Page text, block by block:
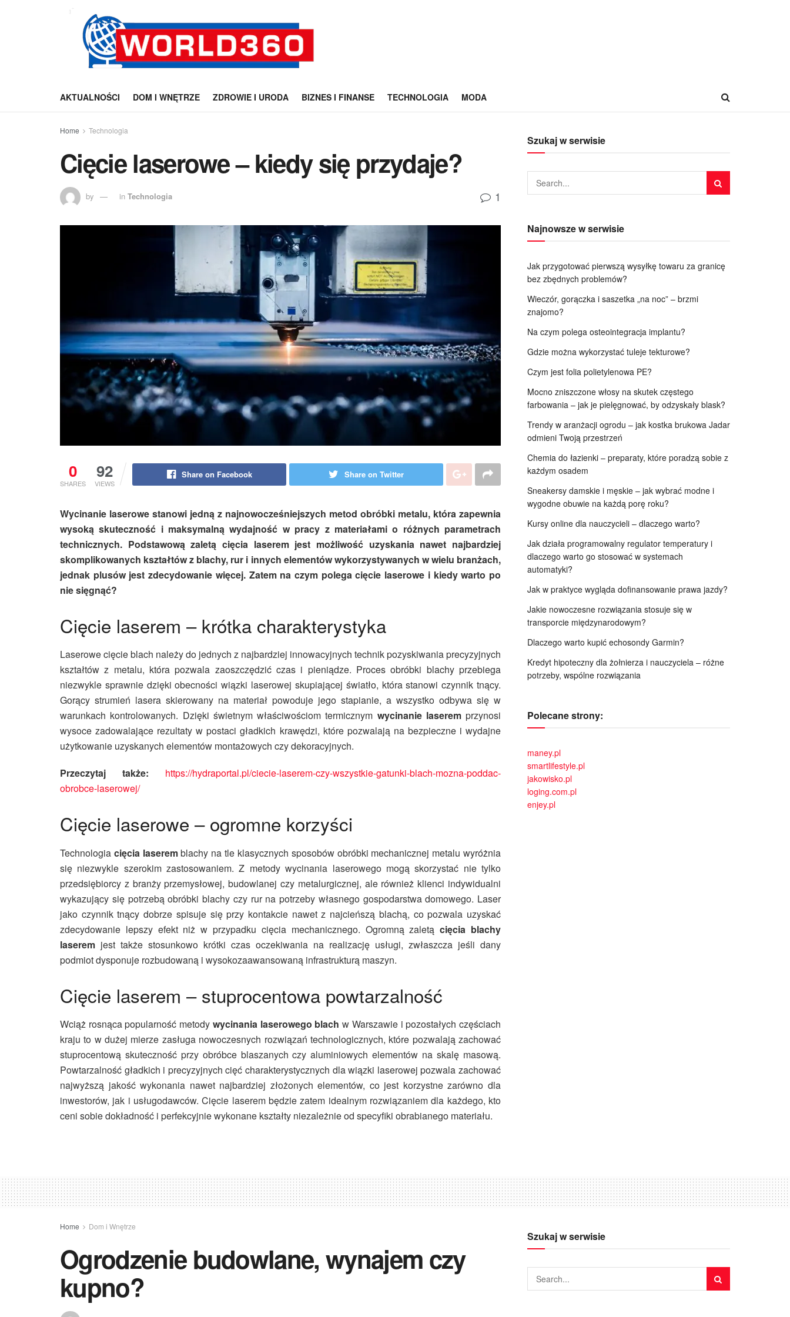
AKTUALNOŚCI DOM I WNĘTRZE ZDROWIE I URODA BIZNES I FINANSE TECHNOLOGIA MODA
Home Technologia
Cięcie laserowe – kiedy się przydaje?
by in Technologia 1
0
SHARES
92
VIEWS
Share on Facebook Share on Twitter
Wycinanie laserowe stanowi jedną z najnowocześniejszych metod obróbki metalu, która zapewnia
wysoką skuteczność i maksymalną wydajność w pracy z materiałami o różnych parametrach
technicznych. Podstawową zaletą cięcia laserem jest możliwość uzyskania nawet najbardziej
skomplikowanych kształtów z blachy, rur i innych elementów wykorzystywanych w wielu branżach,
jednak plusów jest zdecydowanie więcej. Zatem na czym polega cięcie laserowe i kiedy warto po
nie sięgnąć?
Cięcie laserem – krótka charakterystyka
Laserowe cięcieblach należy do jednych z najbardziej innowacyjnych technik pozyskiwania precyzyjnych
kształtów z metalu, która pozwala zaoszczędzić czas i pieniądze. Proces obróbki blachy przebiega
niezwykle sprawnie dzięki obecności wiązki laserowej skupiającej światło, która stanowi czynnik tnący.
Gorący strumień lasera skierowany na materiał powoduje jego stapianie, a wszystko odbywa się w
warunkach kontrolowanych. Dzięki świetnym właściwościom termicznym wycinanie laseremprzynosi
wysoce zadowalające rezultaty w postaci gładkich krawędzi, które pozwalają na bezpieczne i wydajne
użytkowanie uzyskanych elementów montażowych czy dekoracyjnych.
Przeczytaj także:
https://hydraportal.pl/ciecie-laserem-czy-wszystkie-gatunki-blach-mozna-poddac-
obrobce-laserowej/
Cięcie laserowe – ogromne korzyści
Technologia cięcia laseremblachy na tle klasycznych sposobów obróbki mechanicznej metalu wyróżnia
się niezwykle szerokim zastosowaniem. Z metody wycinania laserowego mogą skorzystać nie tylko
przedsiębiorcy z branży przemysłowej, budowlanej czy metalurgicznej, ale również klienci indywidualni
wykazujący się potrzebą obróbki blachy czy rur na potrzeby własnego gospodarstwa domowego. Laser
jako czynnik tnący dobrze spisuje się przy kontakcie nawet z najcieńszą blachą, co pozwala uzyskać
zdecydowanie lepszy efekt niż w przypadku cięcia mechanicznego. Ogromną zaletącięcia blachy
laserem jest także stosunkowo krótki czas oczekiwania na realizację usługi, zwłaszcza jeśli dany
podmiot dysponuje rozbudowaną i wysokozaawansowaną infrastrukturą maszyn.
Cięcie laserem – stuprocentowa powtarzalność
Wciąż rosnąca popularność metody wycinania laserowego blach w Warszawie i pozostałych częściach
kraju to w dużej mierze zasługa nowoczesnych rozwiązań technologicznych, które pozwalają zachować
stuprocentową skuteczność przy obróbce blaszanych czy aluminiowych elementów na skalę masową.
Powtarzalność gładkich i precyzyjnych cięć charakterystycznych dla wiązki laserowej pozwala zachować
najwyższą jakość wykonania nawet najbardziej złożonych elementów, co jest korzystne zarówno dla
inwestorów, jak i usługodawców.Cięcie laserembędzie zatem idealnym rozwiązaniem dla każdego, kto
ceni sobie dokładność i perfekcyjnie wykonane kształty niezależnie od specyfiki obrabianego materiału.
Szukaj w serwisie
Najnowsze w serwisie
Jak przygotować pierwszą wysyłkę towaru za granicę
bez zbędnych problemów?
Wieczór, gorączka i saszetka „na noc” – brzmi
znajomo?
Na czym polega osteointegracja implantu?
Gdzie można wykorzystać tuleje tekturowe?
Czym jest folia polietylenowa PE?
Mocno zniszczone włosy na skutek częstego
farbowania – jak je pielęgnować, by odzyskały blask?
Trendy w aranżacji ogrodu – jak kostka brukowa Jadar
odmieni Twoją przestrzeń
Chemia do łazienki – preparaty, które poradzą sobie z
każdym osadem
Sneakersy damskie i męskie – jak wybrać modne i
wygodne obuwie na każdą porę roku?
Kursy online dla nauczycieli – dlaczego warto?
Jak działa programowalny regulator temperatury i
dlaczego warto go stosować w systemach
automatyki?
Jak w praktyce wygląda dofinansowanie prawa jazdy?
Jakie nowoczesne rozwiązania stosuje się w
transporcie międzynarodowym?
Dlaczego warto kupić echosondy Garmin?
Kredyt hipoteczny dla żołnierza i nauczyciela – różne
potrzeby, wspólne rozwiązania
Polecane strony:
maney.pl
smartlifestyle.pl
jakowisko.pl
loging.com.pl
enjey.pl
Home Dom i Wnętrze
Ogrodzenie budowlane, wynajem czy
kupno?
Szukaj w serwisie